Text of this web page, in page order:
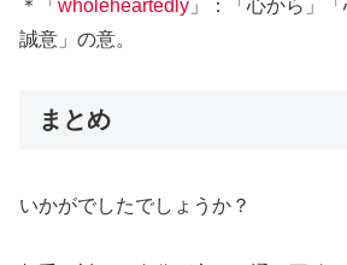
＊「 wholeheartedly 」：「心から」
誠意」の意。
まとめ
いかがでしたでしょうか？